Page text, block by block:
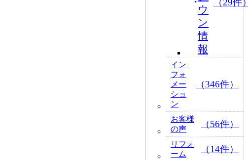
ウ
ン
情
報
（29件
イン
フォ
メー
ショ
ン
（346件）
お客様
の声
（56件）
リフォ
ーム
（14件）